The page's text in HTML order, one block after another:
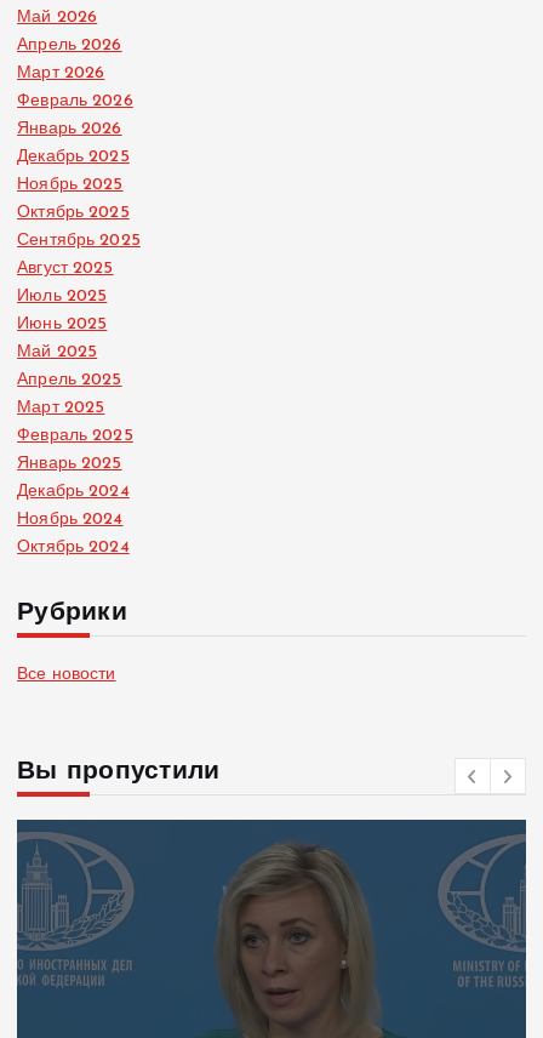
Май 2026
Апрель 2026
Март 2026
Февраль 2026
Январь 2026
Декабрь 2025
Ноябрь 2025
Октябрь 2025
Сентябрь 2025
Август 2025
Июль 2025
Июнь 2025
Май 2025
Апрель 2025
Март 2025
Февраль 2025
Январь 2025
Декабрь 2024
Ноябрь 2024
Октябрь 2024
Рубрики
Все новости
Вы пропустили